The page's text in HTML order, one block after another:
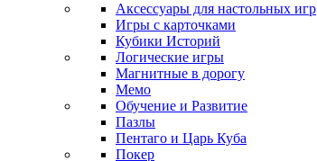
Аксессуары для настольных игр
Игры с карточками
Кубики Историй
Логические игры
Магнитные в дорогу
Мемо
Обучение и Развитие
Пазлы
Пентаго и Царь Куба
Покер